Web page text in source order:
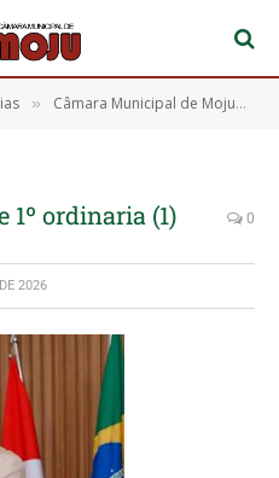
» Câmara Municipal de Moju realiza sessão solene de abertura do primeiro período Legislativo do ano de 2026
1º ordinaria (1) 0
2026